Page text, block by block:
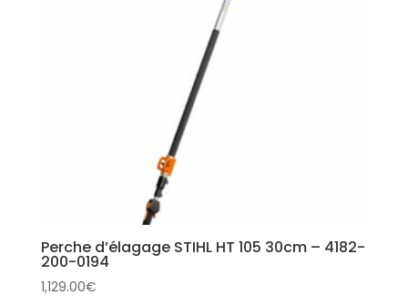
Perche d’élagage STIHL HT 105 30cm – 4182-
200-0194
1,129.00€